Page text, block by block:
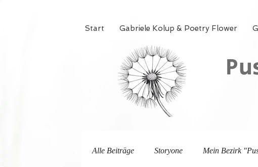
Start Gabriele Kolup & Poetry Flower
Alle Beiträge Storyone Mein Bezirk